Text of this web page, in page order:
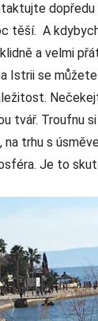
dopředu
těší. A
a velmi
Istrii se
tvář. Troufnu
trhu s
Je to